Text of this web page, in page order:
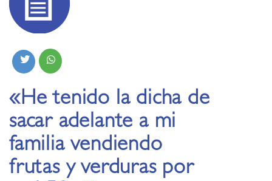
«He tenido la dicha de
sacar adelante a mi
familia vendiendo
frutas y verduras por